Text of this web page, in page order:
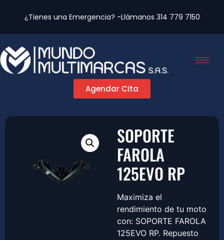
¿Tienes una Emergencia? -Llámanos 314 779 7150
Agendar Cita
SOPORTE
FAROLA
125EVO RP
Maximiza el
rendimiento de tu moto
con: SOPORTE FAROLA
125EVO RP. Repuesto